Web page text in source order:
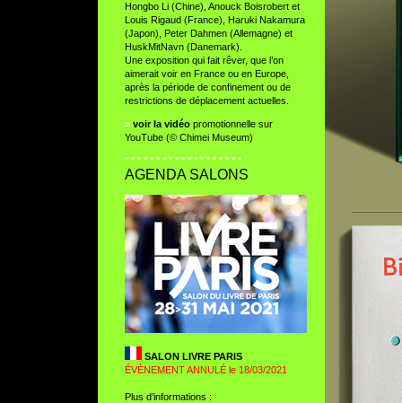
Hongbo Li (Chine), Anouck Boisrobert et
Louis Rigaud (France), Haruki Nakamura
(Japon), Peter Dahmen (Allemagne) et
HuskMitNavn (Danemark).
Une exposition qui fait rêver, que l’on
aimerait voir en France ou en Europe,
après la période de confinement ou de
restrictions de déplacement actuelles.
> voir la vidéopromotionnelle sur
YouTube (© Chimei Museum)
° ° ° ° ° ° ° ° ° ° ° ° ° ° ° ° ° ° °
AGENDA SALONS
SALON LIVRE PARIS
ÉVÈNEMENT ANNULÉ le 18/03/2021
Plus d’informations :